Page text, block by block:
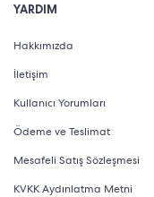
YARDIM
Hakkımızda
İletişim
Kullanıcı Yorumları
Ödeme ve Teslimat
Mesafeli Satış Sözleşmesi
KVKK Aydınlatma Metni